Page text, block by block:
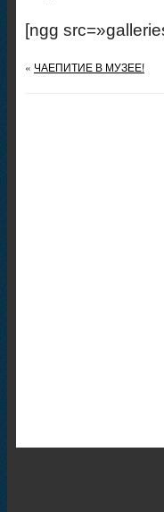
[ngg
« ЧАЕПИТИЕ В МУЗЕЕ!